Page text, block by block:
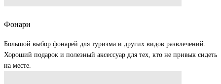
Фонари
Большой выбор фонарей для туризма и других видов развлечений.
Хороший подарок и полезный аксессуар для тех, кто не привык сидеть
на месте.